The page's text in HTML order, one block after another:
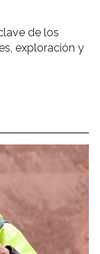
de los
exploración y